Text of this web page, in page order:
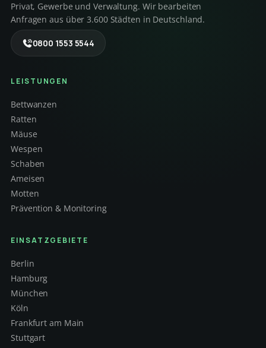
Privat, Gewerbe und Verwaltung. Wir bearbeiten
Anfragen aus über 3.600 Städten in Deutschland.
0800 1553 5544
LEISTUNGEN
Bettwanzen
Ratten
Mäuse
Wespen
Schaben
Ameisen
Motten
Prävention & Monitoring
EINSATZGEBIETE
Berlin
Hamburg
München
Köln
Frankfurt am Main
Stuttgart